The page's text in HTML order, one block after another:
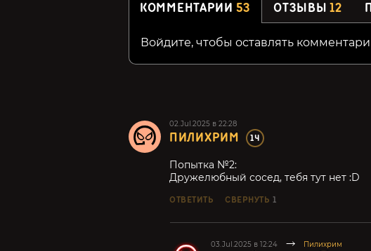
КОММЕНТАРИИ 53 ОТЗЫВЫ12
Войдите, чтобы оставлять
02.Jul.2025 в 22:28
ПИЛИХРИМ 14
Попытка №2:
Дружелюбный сосед, тебя тут нет :D
ОТВЕТИТЬ СВЕРНУТЬ 1
03.Jul.2025 в 12:24 Пилихрим